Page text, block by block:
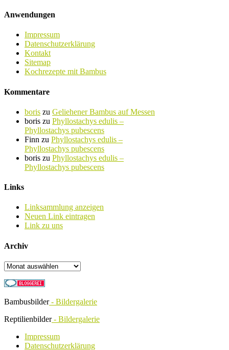
Anwendungen
Impressum
Datenschutzerklärung
Kontakt
Sitemap
Kochrezepte mit Bambus
Kommentare
boris zu Geliehener Bambus auf Messen
boris zu Phyllostachys edulis –
Phyllostachys pubescens
Finn zu Phyllostachys edulis –
Phyllostachys pubescens
boris zu Phyllostachys edulis –
Phyllostachys pubescens
Links
Linksammlung anzeigen
Neuen Link eintragen
Link zu uns
Archiv
Archiv
Bambusbilder- Bildergalerie
Reptilienbilder- Bildergalerie
Impressum
Datenschutzerklärung